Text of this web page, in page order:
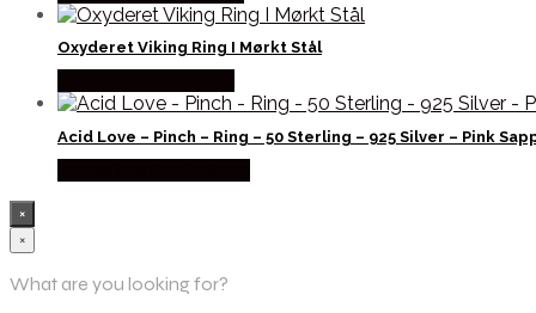
Oxyderet Viking Ring I Mørkt Stål
Acid Love – Pinch – Ring – 50 Sterling – 925 Silver – Pink
×
×
What are you looking for?